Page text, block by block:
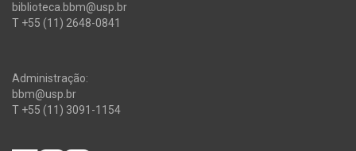
biblioteca.bbm@usp.br
T +55 (11) 2648-0841
Administração:
bbm@usp.br
T +55 (11) 3091-1154